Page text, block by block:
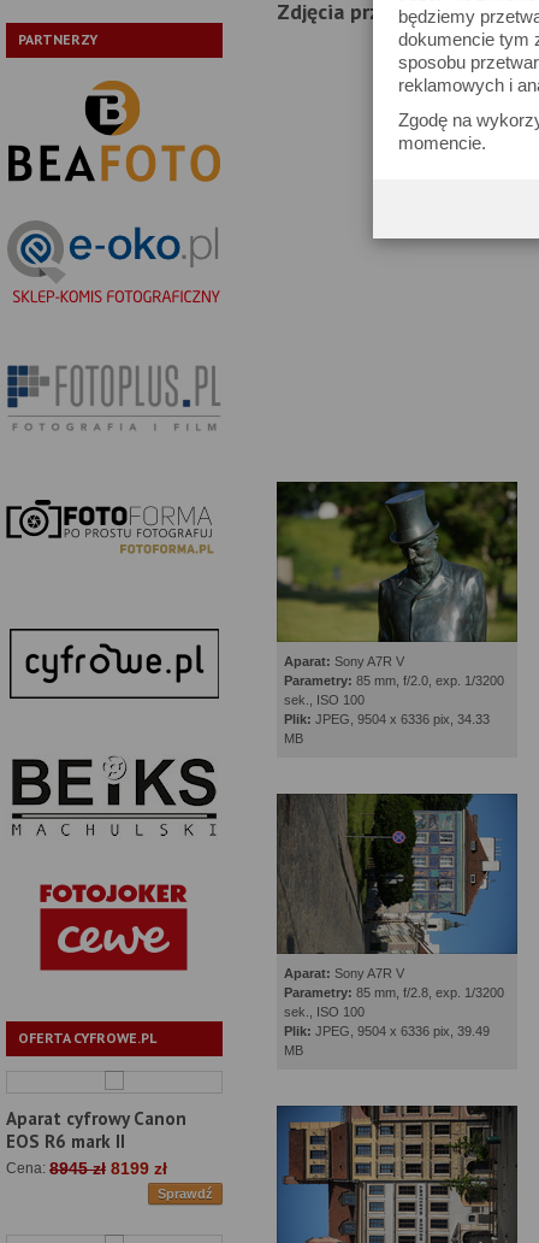
będziemy
dokumencie tym
sposobu
reklamowych i
Zgodę na
momencie.
PARTNERZY
OFERTA CYFROWE.PL
Aparat cyfrowy Canon
EOS R6 mark II
Cena: 8945 zł 8199 zł
Sprawdź
Zdjęcia przykładowe
Aparat: Sony A7R V
Parametry: 85 mm, f/2.0, exp. 1/3200
sek., ISO 100
Plik: JPEG, 9504 x 6336 pix, 34.33
MB
Aparat: Sony A7R V
Parametry: 85 mm, f/2.8, exp. 1/3200
sek., ISO 100
Plik: JPEG, 9504 x 6336 pix, 39.49
MB